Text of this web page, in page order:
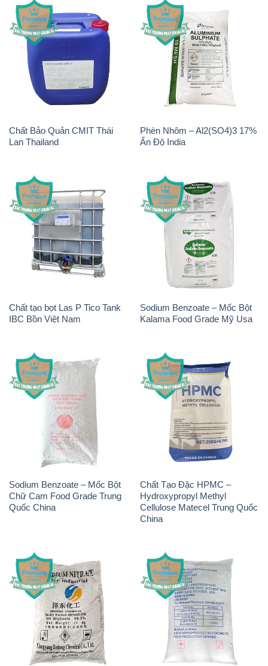
Chất Bảo Quản CMIT Thái
Lan Thailand
Phèn Nhôm – Al2(SO4)3 17%
Ấn Độ India
Chất tạo bọt Las P Tico Tank
IBC Bồn Việt Nam
Sodium Benzoate – Mốc Bột
Kalama Food Grade Mỹ Usa
Sodium Benzoate – Mốc Bột
Chữ Cam Food Grade Trung
Quốc China
Chất Tạo Đặc HPMC –
Hydroxypropyl Methyl
Cellulose Matecel Trung Quốc
China